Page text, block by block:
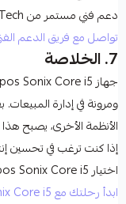
دعم فني مستمر من ArabTech
تواصل مع فريق الدعم الفني
7. الخلاصة
جهازSonix Core i5
ومرونة في إدارة
الأنظمة الأخرى، يصبح
إذا كنت ترغب في تحسين
اختيارSonix Core i5
ابدأ رحلتك مع Propos Sonix Core i5 عبر ArabTech الآن